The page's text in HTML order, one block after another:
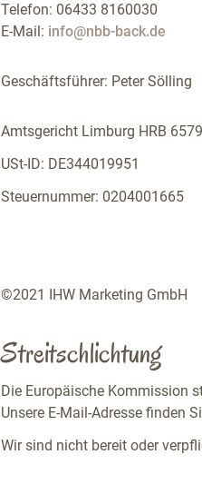
Telefon: 06433 8160030
E-Mail: info@nbb-back.de
Geschäftsführer: Peter Sölling
Amtsgericht Limburg HRB 6579
USt-ID: DE344019951
Steuernummer: 0204001665
©2021 IHW Marketing GmbH
Streitschlichtung
Die Europäische Kommission
Unsere E-Mail-Adresse finden
Wir sind nicht bereit oder